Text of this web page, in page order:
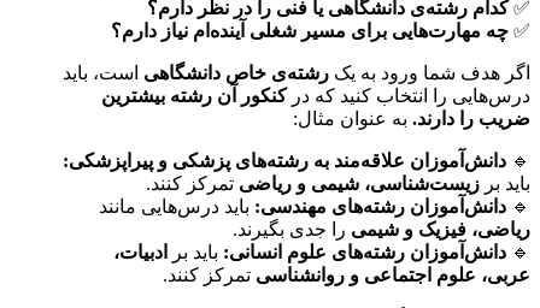
✅کدام رشته‌ی دانشگاهی یا فنی را در نظر دارم؟
✅ چه مهارت‌هایی برای مسیر شغلی آینده‌ام نیاز دارم؟
اگر هدف شما ورود به یک رشته‌ی خاص دانشگاهی است، باید
درس‌هایی را انتخاب کنید که درکنکور آن رشته بیشترین
ضریب را دارند. به عنوان مثال:
🔹 دانش‌آموزان علاقه‌مند به رشته‌های پزشکی و پیراپزشکی:
باید بر زیست‌شناسی، شیمی و ریاضی تمرکز کنند.
🔹 دانش‌آموزان رشته‌های مهندسی: باید درس‌هایی مانند
ریاضی، فیزیک و شیمی را جدی بگیرند.
🔹 دانش‌آموزان رشته‌های علوم انسانی: باید بر
ادبیات،
عربی، علوم اجتماعی و روانشناسی تمرکز کنند.